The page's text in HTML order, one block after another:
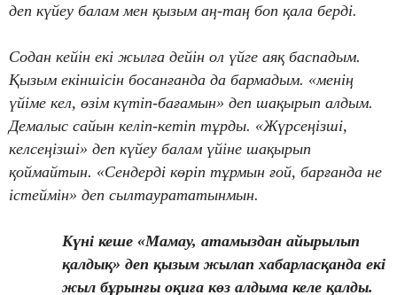
деп күйеу балам мен қызым аң-таң боп қала берді.
Содан кейін екі жылға дейін ол үйге аяқ баспадым.
Қызым екіншісін босанғанда да бармадым. «менің
үйіме кел, өзім күтіп-бағамын» деп шақырып алдым.
Демалыс сайын келіп-кетіп тұрды. «Жүрсеңізші,
келсеңізші» деп күйеу балам үйіне шақырып
қоймайтын. «Сендерді көріп тұрмын ғой, барғанда не
істеймін» деп сылтаурататынмын.
Күні кеше «Мамау, атамыздан айырылып
қалдық» деп қызым жылап хабарласқанда екі
жыл бұрынғы оқиға көз алдыма келе қалды.